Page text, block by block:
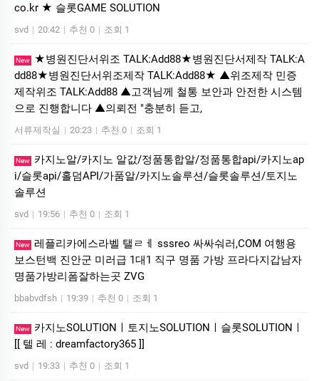
co.kr ★ 슬롯GAME SOLUTION
svd | 20:42 | 추천 0 | 조회 1
New
★병원진단서위조 TALK:Add88★병원진단서제작 TALK:A
dd88★병원진단서위조제작 TALK:Add88★ ▲위조제작 민증
제작위조 TALK:Add88 ▲고객님께 철통 보안과 안전한 시스템
으로 진행합니다 ▲의뢰전 "충분히 듣고,
서류제작실 | 20:23 | 추천 0 | 조회 1
New
카지노알/카지노 알값/정품통합알/정품통합api/카지노ap
i/슬롯api/홀덤API/가품알/카지노솔루션/슬롯솔루션/토지노
솔루션
svd | 19:56 | 추천 0 | 조회 1
New 레플리카에스라벨 탤ㄹㅔ sssreo 싸싸숴러,COM 여행용
보스턴백 진안군 미러급 1대1 직구 명품 가방 프라다지갑남자
명품가방리폼잘하는곳 ZVG
bbabvdfsh | 19:39 | 추천 0 | 조회 1
New
카­지노SOLUTIONㅣ토지노SOLUTIONㅣ슬롯SOLUTIONㅣ
[[ 텔 레 : dreamfactory365 ]]
svd | 19:33 | 추천 0 | 조회 1